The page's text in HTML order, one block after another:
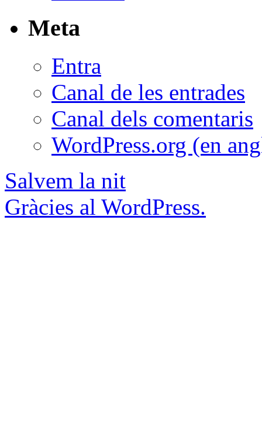
Meta
Entra
Canal de les entrades
Canal dels comentaris
WordPress.org (en
Salvem la nit
Gràcies al WordPress.